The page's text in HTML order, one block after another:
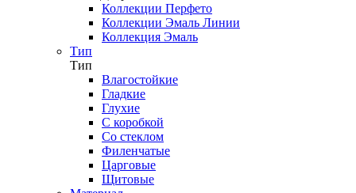
Коллекции Перфето
Коллекции Эмаль Линии
Коллекция Эмаль
Тип
Тип
Влагостойкие
Гладкие
Глухие
С коробкой
Со стеклом
Филенчатые
Царговые
Щитовые